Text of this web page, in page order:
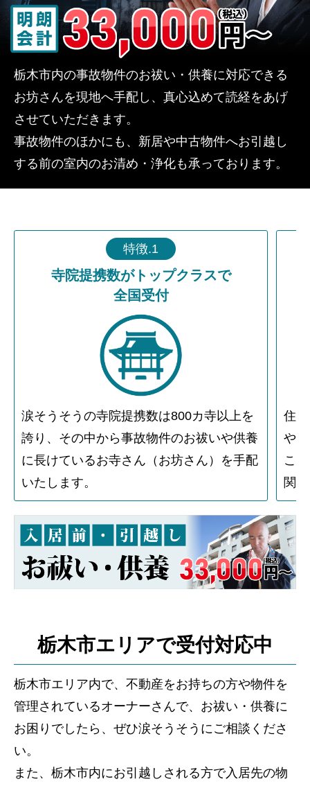
栃木市内の事故物件のお祓い・供養に対応できる
お坊さんを現地へ手配し、真心込めて読経をあげ
させていただきます。
事故物件のほかにも、新居や中古物件へお引越し
する前の室内のお清め・浄化も承っております。
特徴.1
寺院提携数がトップクラスで
全国受付
涙そうそうの寺院提携数は800カ寺以上を
誇り、その中から事故物件のお祓いや供養
に長けているお寺さん（お坊さん）を手配
いたします。
住
や
こ
関
栃木市エリアで受付対応中
栃木市エリア内で、不動産をお持ちの方や物件を
管理されているオーナーさんで、お祓い・供養に
お困りでしたら、ぜひ涙そうそうにご相談くださ
い。
また、栃木市内にお引越しされる方で入居先の物